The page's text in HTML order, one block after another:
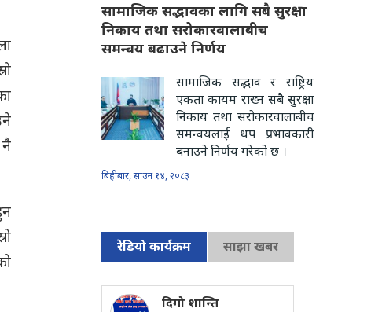
सामाजिक सद्भावका लागि सबै सुरक्षा
निकाय तथा सरोकारवालाबीच
समन्वय बढाउने निर्णय
सामाजिक सद्भाव र राष्ट्रिय
एकता कायम राख्न सबै सुरक्षा
निकाय तथा सरोकारवालाबीच
समन्वयलाई थप प्रभावकारी
बनाउने निर्णय गरेको छ ।
बिहीबार, साउन १४, २०८३
रेडियो कार्यक्रम साझा खबर
दिगो शान्ति